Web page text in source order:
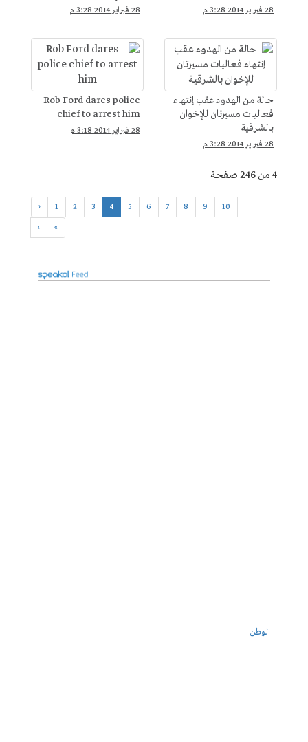
28 فبراير 2014 3:28 م 28 فبراير 2014 3:28 م
حالة من الهدوء عقب إنتهاء
فعاليات مسيرتان للإخوان
بالشرقية
28 فبراير 2014 3:28 م
Rob Ford dares police
chief to arrest him
28 فبراير 2014 3:18 م
4 من 246 صفحة
‹ 1 2 3 4 5 6 7 8 9 10
› »
الوطن